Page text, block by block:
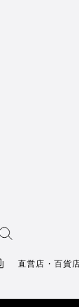
直営店・百貨